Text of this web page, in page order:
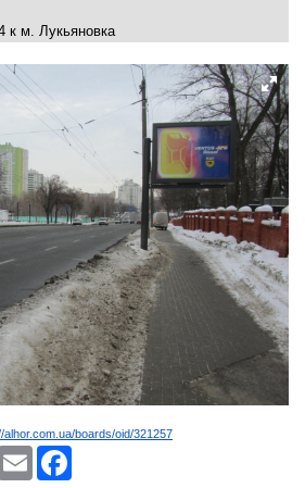
к м. Лукьяновка
alhor.com.ua/boards/oid/321257
Email